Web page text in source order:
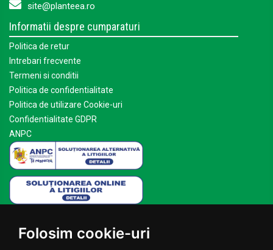
Folosim cookie-uri
site@planteea.ro
Informatii despre cumparaturi
Politica de retur
Intrebari frecvente
Termeni si conditii
Politica de confidentialitate
Politica de utilizare Cookie-uri
Confidentialitate GDPR
ANPC
Acasa